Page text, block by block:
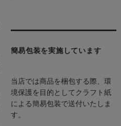
簡易包装を実施しています
当店では商品を梱包する際、環
境保護を目的としてクラフト紙
による簡易包装で送付いたしま
す。